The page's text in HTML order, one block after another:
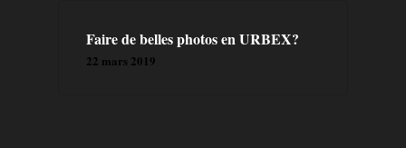
Faire de belles photos en URBEX?
22 mars 2019